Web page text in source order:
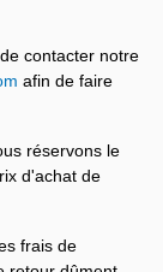
contacter notre
afin de faire
réservons le
d'achat de
frais de